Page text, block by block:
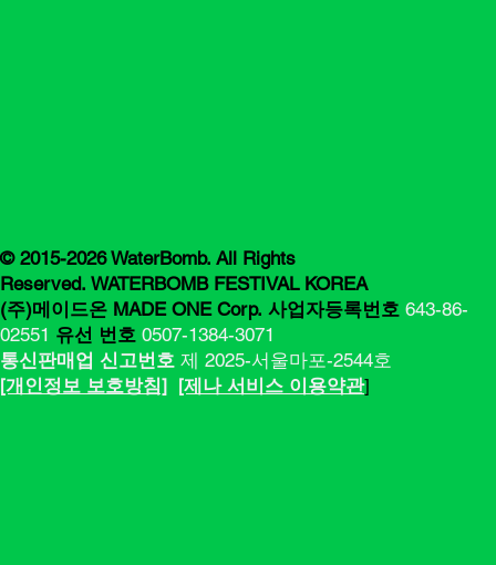
© 2015-2026 WaterBomb. All Rights
Reserved. WATERBOMB FESTIVAL KOREA
(주)메이드온 MADE ONE Corp. 사업자등록번호 643-86-
02551 유선 번호 0507-1384-3071
통신판매업 신고번호 제 2025-서울마포-2544호
[​​개인정보 보호방침] [제나 서비스 이용약관]